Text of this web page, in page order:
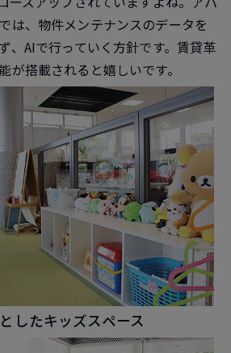
は、物件メンテナンスのデータを
、AIで行っていく方針です。賃貸革
が搭載されると嬉しいです。
したキッズスペース